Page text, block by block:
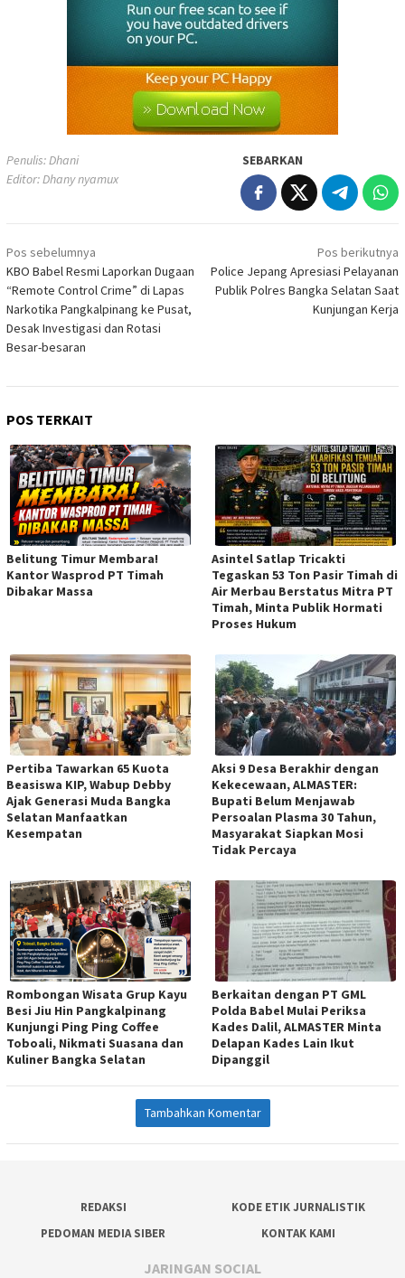
Penulis: Dhani
Editor: Dhany nyamux
SEBARKAN
Navigasi
pos
Pos sebelumnya
KBO Babel Resmi Laporkan Dugaan
“Remote Control Crime” di Lapas
Narkotika Pangkalpinang ke Pusat,
Desak Investigasi dan Rotasi
Besar-besaran
Pos berikutnya
Police Jepang Apresiasi Pelayanan
Publik Polres Bangka Selatan Saat
Kunjungan Kerja
POS TERKAIT
Belitung Timur Membara!
Kantor Wasprod PT Timah
Dibakar Massa
Asintel Satlap Tricakti
Tegaskan 53 Ton Pasir Timah di
Air Merbau Berstatus Mitra PT
Timah, Minta Publik Hormati
Proses Hukum
Pertiba Tawarkan 65 Kuota
Beasiswa KIP, Wabup Debby
Ajak Generasi Muda Bangka
Selatan Manfaatkan
Kesempatan
Aksi 9 Desa Berakhir dengan
Kekecewaan, ALMASTER:
Bupati Belum Menjawab
Persoalan Plasma 30 Tahun,
Masyarakat Siapkan Mosi
Tidak Percaya
Rombongan Wisata Grup Kayu
Besi Jiu Hin Pangkalpinang
Kunjungi Ping Ping Coffee
Toboali, Nikmati Suasana dan
Kuliner Bangka Selatan
Berkaitan dengan PT GML
Polda Babel Mulai Periksa
Kades Dalil, ALMASTER Minta
Delapan Kades Lain Ikut
Dipanggil
Tambahkan Komentar
REDAKSI
KODE ETIK JURNALISTIK
PEDOMAN MEDIA SIBER
KONTAK KAMI
JARINGAN SOCIAL